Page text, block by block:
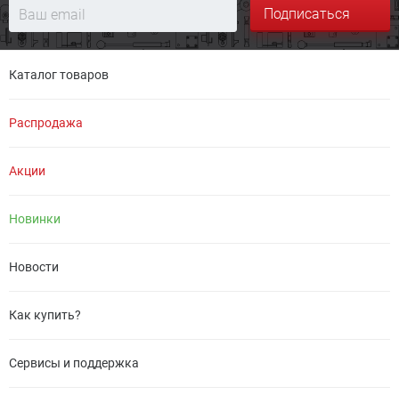
Подписаться
Каталог товаров
Распродажа
Акции
Новинки
Новости
Как купить?
Сервисы и поддержка